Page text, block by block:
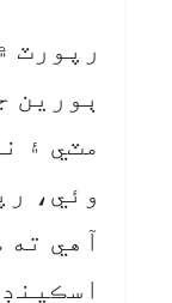
رپورٽ
ٻورين
مٽي ۽
وئي،
آهي